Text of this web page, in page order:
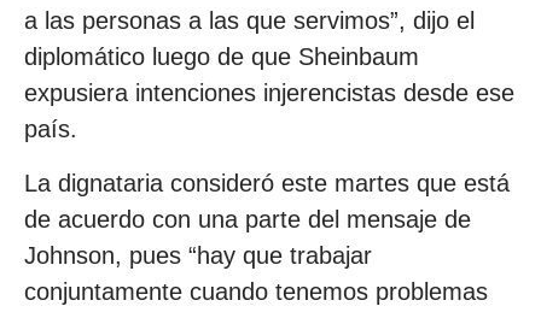
a las personas a las que servimos”, dijo el
diplomático luego de que Sheinbaum
expusiera intenciones injerencistas desde ese
país.
La dignataria consideró este martes que está
de acuerdo con una parte del mensaje de
Johnson, pues “hay que trabajar
conjuntamente cuando tenemos problemas